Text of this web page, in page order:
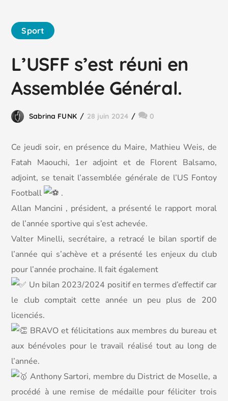
Sport
L’USFF s’est réuni en
Assemblée Général.
Sabrina FUNK 28 juin 2024 0
Ce jeudi soir, en présence du Maire, Mathieu Weis, de
Fatah Maouchi, 1er adjoint et de Florent Balsamo,
adjoint, se tenait l’assemblée générale de l’US Fontoy
Football
.
Allan Mancini , président, a présenté le rapport moral
de l’année sportive qui s’est achevée.
Valter Minelli, secrétaire, a retracé le bilan sportif de
l’année qui s’achève et a présenté les enjeux du club
pour l’année prochaine. Il fait également
Un bilan 2023/2024 positif en termes d’effectif car
le club comptait cette année un peu plus de 200
licenciés.
BRAVO et félicitations aux membres du bureau et
aux bénévoles pour le travail réalisé tout au long de
l’année.
Anthony Sartori, membre du District de Moselle, a
procédé à une remise de médaille pour féliciter trois